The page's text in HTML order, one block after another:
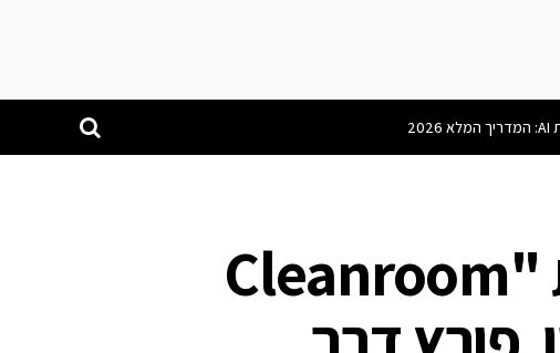
קומוולט משיקה את "Cleanroom